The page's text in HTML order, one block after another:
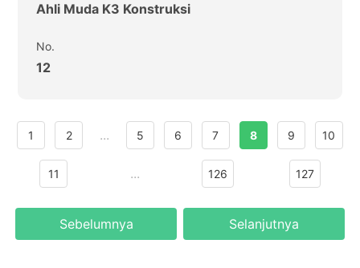
Ahli Muda K3 Konstruksi
No.
12
Sebelumnya Selanjutnya
1 2 ... 5 6 7 8 9 10
11 ... 126 127